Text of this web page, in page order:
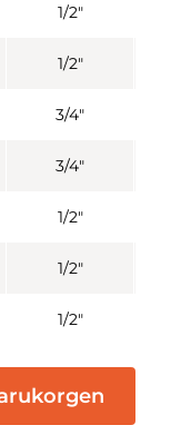
1/2"
1/2"
3/4"
3/4"
1/2"
1/2"
1/2"